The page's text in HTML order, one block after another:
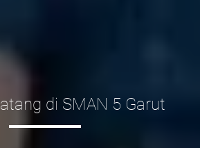
di SMAN 5 Garut